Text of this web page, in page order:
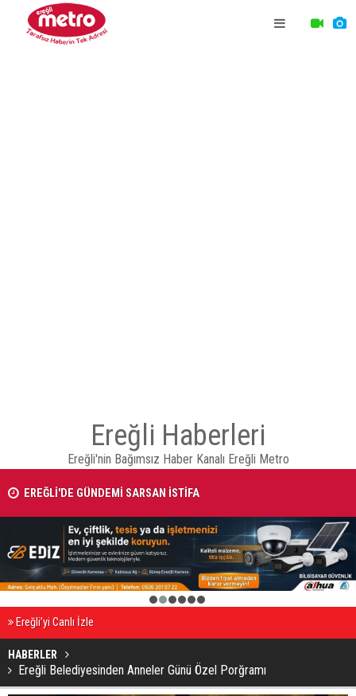
Ereğli Haberleri
Ereğli'nin Bağımsız Haber Kanalı Ereğli Metro
EREĞLİ'DE GÜNDEMİ SARSAN İSTİFA
2 3 4 5 6
Ereğli’yi Canlı İzle
HABERLER
Ereğli Belediyesinden Anneler Günü Özel Porğramı